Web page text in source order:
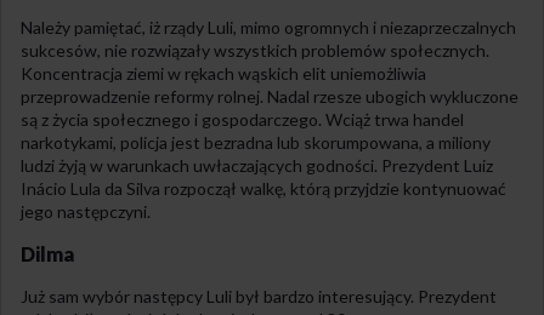
Należy pamiętać, iż rządy Luli, mimo ogromnych i niezaprzeczalnych
sukcesów, nie rozwiązały wszystkich problemów społecznych.
Koncentracja ziemi w rękach wąskich elit uniemożliwia
przeprowadzenie reformy rolnej. Nadal rzesze ubogich wykluczone
są z życia społecznego i gospodarczego. Wciąż trwa handel
narkotykami, policja jest bezradna lub skorumpowana, a miliony
ludzi żyją w warunkach uwłaczających godności. Prezydent Luiz
Inácio Lula da Silva rozpoczął walkę, którą przyjdzie kontynuować
jego następczyni.
Dilma
Już sam wybór następcy Luli był bardzo interesujący. Prezydent